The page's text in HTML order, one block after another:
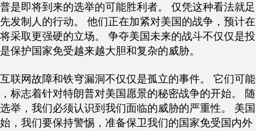
是即将到来的选举的可能胜利者。 仅凭这种看法就足
发制人的行动。 他们正在加紧对美国的战争，预计在
采取更强硬的立场。 争夺美国未来的战斗不仅仅是投
保护国家免受越来越大胆和复杂的威胁。
联网故障和铁穹漏洞不仅仅是孤立的事件。 它们可能
标志着针对特朗普对美国愿景的秘密战争的开始。 随
举，我们必须认识到我们面临的威胁的严重性。 美国
，我们要保持警惕，准备保卫我们的国家免受国内外